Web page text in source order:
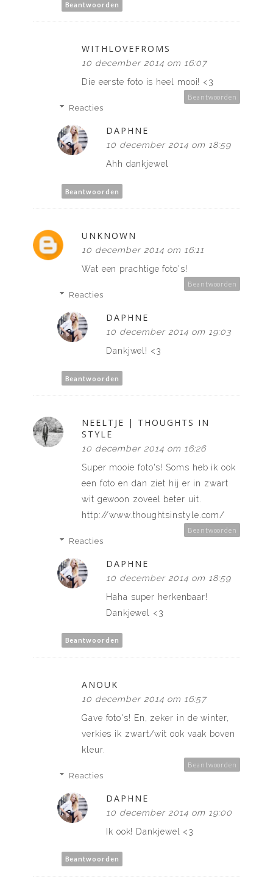
Beantwoorden
WITHLOVEFROMS
10 december 2014 om 16:07
Die eerste foto is heel mooi! <3
Beantwoorden
Reacties
DAPHNE
10 december 2014 om 18:59
Ahh dankjewel
Beantwoorden
UNKNOWN
10 december 2014 om 16:11
Wat een prachtige foto's!
Beantwoorden
Reacties
DAPHNE
10 december 2014 om 19:03
Dankjwel! <3
Beantwoorden
NEELTJE | THOUGHTS IN
STYLE
10 december 2014 om 16:26
Super mooie foto's! Soms heb ik ook
een foto en dan ziet hij er in zwart
wit gewoon zoveel beter uit.
http://www.thoughtsinstyle.com/
Beantwoorden
Reacties
DAPHNE
10 december 2014 om 18:59
Haha super herkenbaar!
Dankjewel <3
Beantwoorden
ANOUK
10 december 2014 om 16:57
Gave foto's! En, zeker in de winter,
verkies ik zwart/wit ook vaak boven
kleur.
Beantwoorden
Reacties
DAPHNE
10 december 2014 om 19:00
Ik ook! Dankjewel <3
Beantwoorden